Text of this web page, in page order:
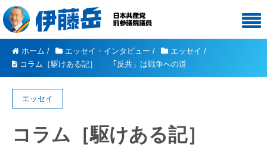
ホーム / エッセイ・インタビュー / エッセイ /
コラム［駆けある記］ ｢反共」は戦争への道
エッセイ
コラム［駆けある記］